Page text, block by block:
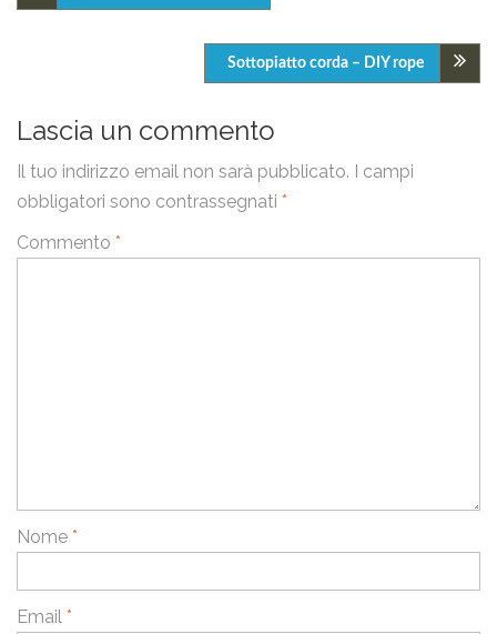
Sottopiatto corda – DIY rope
Lascia un commento
Il tuo indirizzo email non sarà pubblicato.
I campi
obbligatori sono contrassegnati *
Commento *
Nome *
Email *